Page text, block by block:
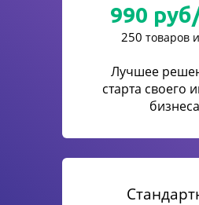
990
250 товаров и
Лучшее
старта своего